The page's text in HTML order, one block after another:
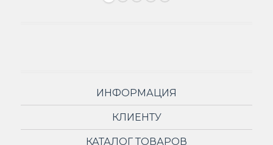
ИНФОРМАЦИЯ
КЛИЕНТУ
КАТАЛОГ ТОВАРОВ